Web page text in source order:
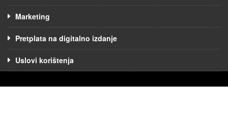
Marketing
Pretplata na digitalno izdanje
Uslovi korištenja